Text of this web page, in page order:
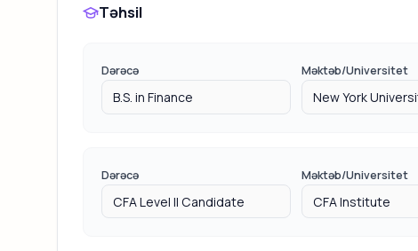
Təhsil
Dərəcə Məktəb/Universitet
Dərəcə Məktəb/Universitet